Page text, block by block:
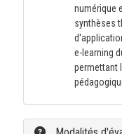
numérique
synthèses
e-learning
permettant